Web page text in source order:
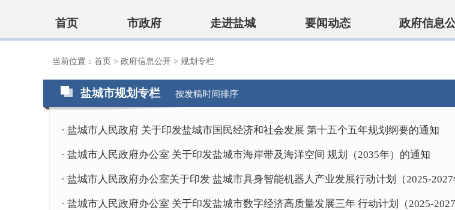
首页 市政府 走进盐城 要闻动态 政府信息
当前位置： 首页 > 政府信息公开 > 规划专栏
盐城市规划专栏 按发稿时间排序